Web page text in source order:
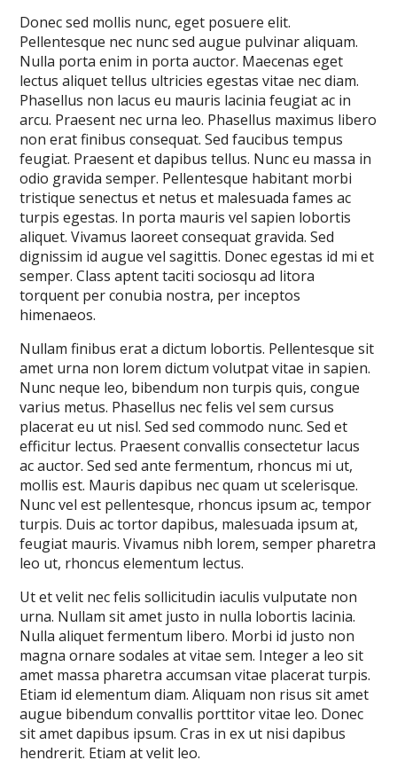
Donec sed mollis nunc, eget posuere elit.
Pellentesque nec nunc sed augue pulvinar aliquam.
Nulla porta enim in porta auctor. Maecenas eget
lectus aliquet tellus ultricies egestas vitae nec diam.
Phasellus non lacus eu mauris lacinia feugiat ac in
arcu. Praesent nec urna leo. Phasellus maximus libero
non erat finibus consequat. Sed faucibus tempus
feugiat. Praesent et dapibus tellus. Nunc eu massa in
odio gravida semper. Pellentesque habitant morbi
tristique senectus et netus et malesuada fames ac
turpis egestas. In porta mauris vel sapien lobortis
aliquet. Vivamus laoreet consequat gravida. Sed
dignissim id augue vel sagittis. Donec egestas id mi et
semper. Class aptent taciti sociosqu ad litora
torquent per conubia nostra, per inceptos
himenaeos.
Nullam finibus erat a dictum lobortis. Pellentesque sit
amet urna non lorem dictum volutpat vitae in sapien.
Nunc neque leo, bibendum non turpis quis, congue
varius metus. Phasellus nec felis vel sem cursus
placerat eu ut nisl. Sed sed commodo nunc. Sed et
efficitur lectus. Praesent convallis consectetur lacus
ac auctor. Sed sed ante fermentum, rhoncus mi ut,
mollis est. Mauris dapibus nec quam ut scelerisque.
Nunc vel est pellentesque, rhoncus ipsum ac, tempor
turpis. Duis ac tortor dapibus, malesuada ipsum at,
feugiat mauris. Vivamus nibh lorem, semper pharetra
leo ut, rhoncus elementum lectus.
Ut et velit nec felis sollicitudin iaculis vulputate non
urna. Nullam sit amet justo in nulla lobortis lacinia.
Nulla aliquet fermentum libero. Morbi id justo non
magna ornare sodales at vitae sem. Integer a leo sit
amet massa pharetra accumsan vitae placerat turpis.
Etiam id elementum diam. Aliquam non risus sit amet
augue bibendum convallis porttitor vitae leo. Donec
sit amet dapibus ipsum. Cras in ex ut nisi dapibus
hendrerit. Etiam at velit leo.